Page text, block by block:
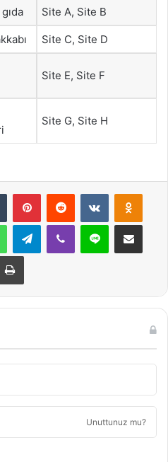
Site A, Site B
Site C, Site D
Site E, Site F
Site G, Site H
Tumblr PinterestReddit VKontakte
WhatsAppTelegramViber Line E-Posta ile
Yazdır
Unuttunuz mu?